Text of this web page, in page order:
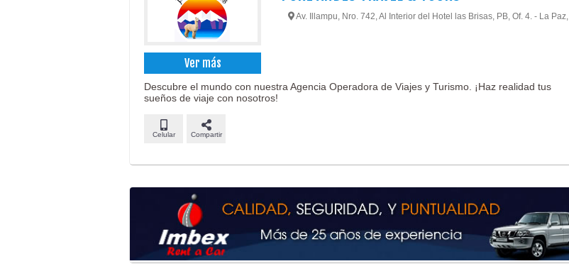
Ver más
Av. Illampu, Nro. 742, Al Interior del Hotel las Brisas, PB, Of. 4. - La Paz,
Descubre el mundo con nuestra Agencia Operadora de Viajes y Turismo. ¡Haz realidad tus
sueños de viaje con nosotros!
Celular Compartir